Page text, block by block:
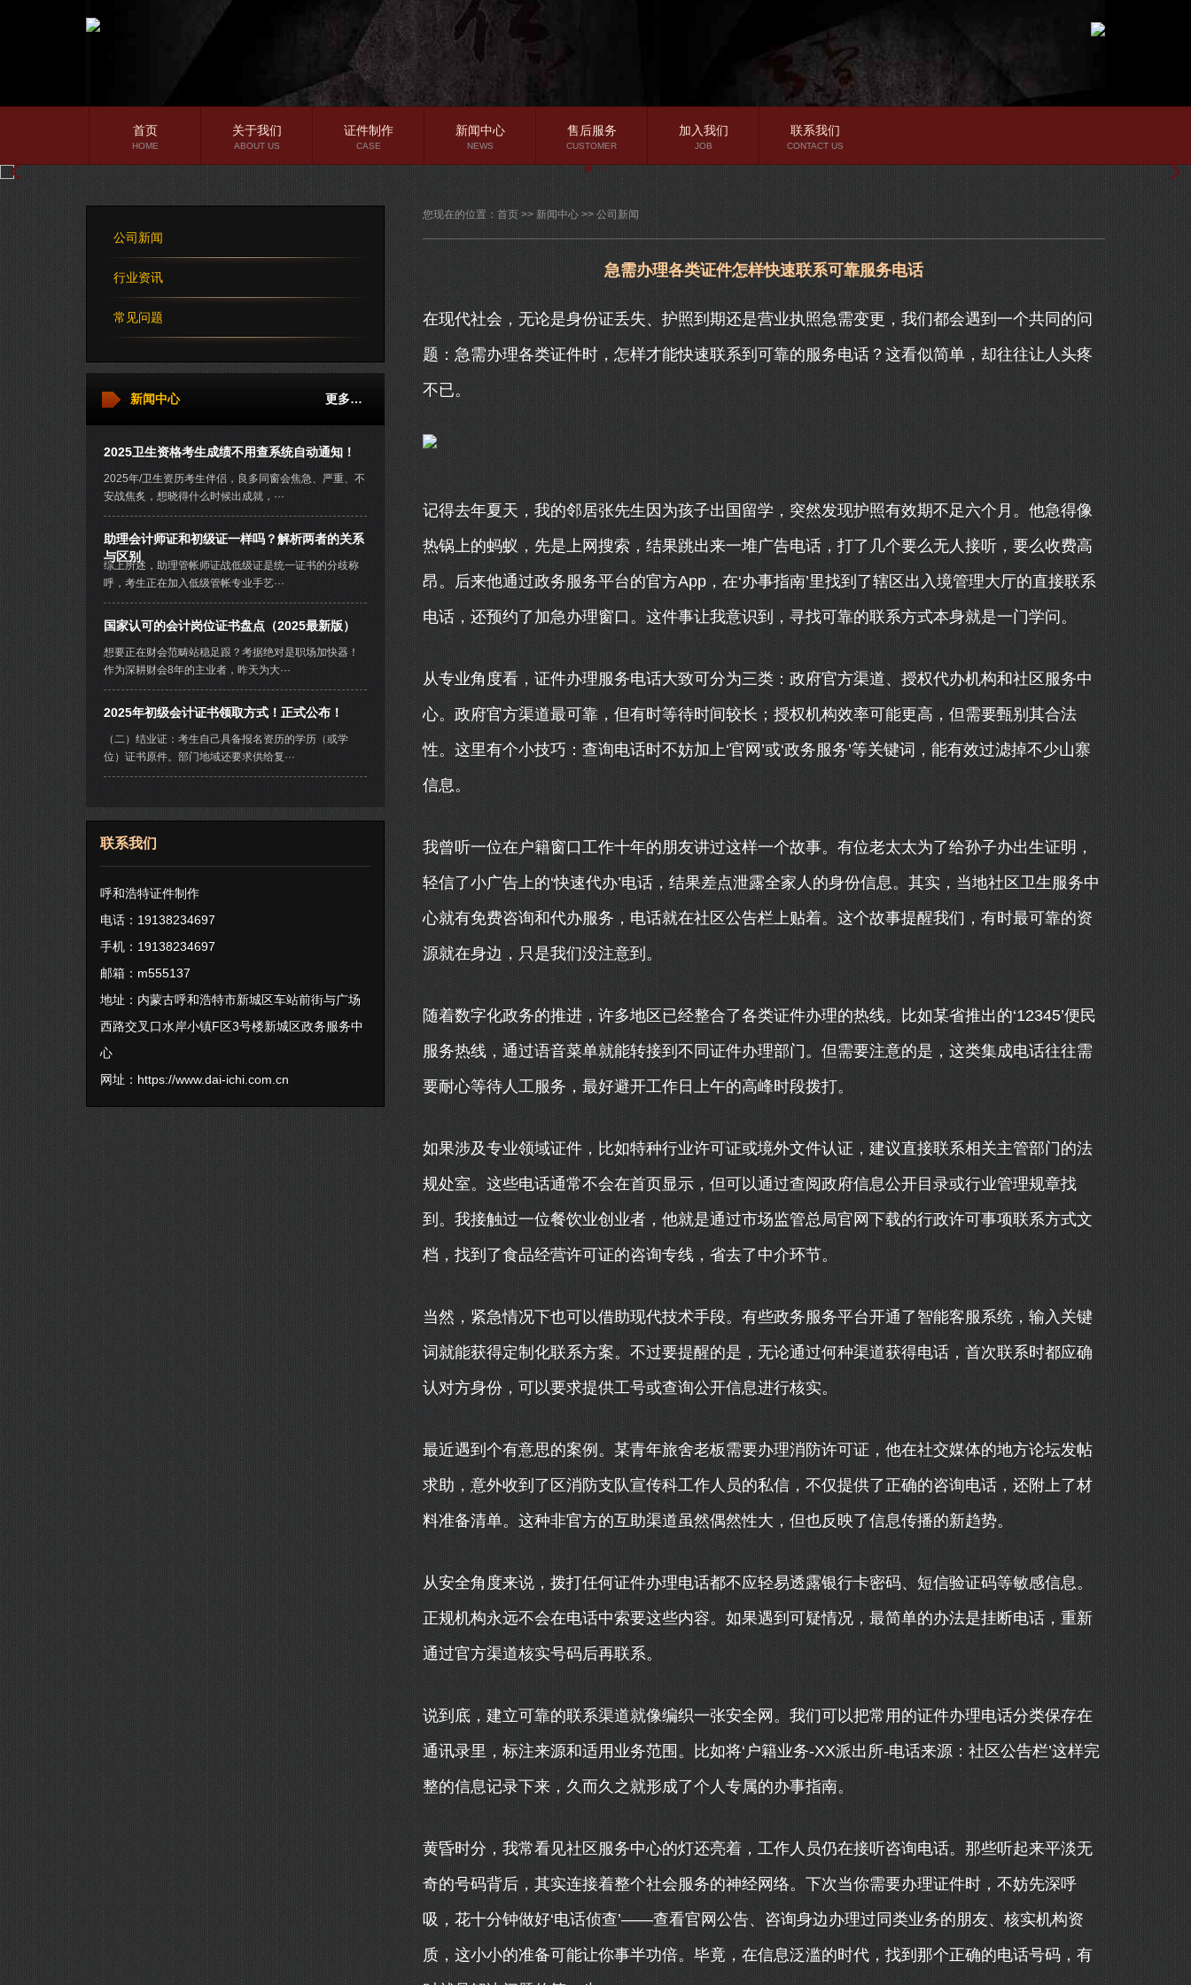
行业资讯
常见问题
首页
HOME
关于我们
ABOUT US
证件制作
CASE
新闻中心
NEWS
售后服务
CUSTOMER
加入我们
JOB
联系我们
CONTACT US
公司新闻
行业资讯
常见问题
更多…
新闻中心
2025卫生资格考生成绩不用查系统自动通知！
2025年/卫生资历考生伴侣，良多同窗会焦急、严重、不
安战焦炙，想晓得什么时候出成就，···
助理会计师证和初级证一样吗？解析两者的关系
与区别
综上所述，助理管帐师证战低级证是统一证书的分歧称
呼，考生正在加入低级管帐专业手艺···
国家认可的会计岗位证书盘点（2025最新版）
想要正在财会范畴站稳足跟？考据绝对是职场加快器！
作为深耕财会8年的主业者，昨天为大···
2025年初级会计证书领取方式！正式公布！
（二）结业证：考生自己具备报名资历的学历（或学
位）证书原件。部门地域还要求供给复···
联系我们
呼和浩特证件制作
电话：19138234697
手机：19138234697
邮箱：m555137
地址：内蒙古呼和浩特市新城区车站前街与广场
西路交叉口水岸小镇F区3号楼新城区政务服务中
心
网址： https://www.dai-ichi.com.cn
您现在的位置： 首页 >> 新闻中心 >> 公司新闻
急需办理各类证件怎样快速联系可靠服务电话
在现代社会，无论是身份证丢失、护照到期还是营业执照急需变更，我们都会遇到一个共同的问
题：急需办理各类证件时，怎样才能快速联系到可靠的服务电话？这看似简单，却往往让人头疼
不已。
记得去年夏天，我的邻居张先生因为孩子出国留学，突然发现护照有效期不足六个月。他急得像
热锅上的蚂蚁，先是上网搜索，结果跳出来一堆广告电话，打了几个要么无人接听，要么收费高
昂。后来他通过政务服务平台的官方App，在‘办事指南’里找到了辖区出入境管理大厅的直接联系
电话，还预约了加急办理窗口。这件事让我意识到，寻找可靠的联系方式本身就是一门学问。
从专业角度看，证件办理服务电话大致可分为三类：政府官方渠道、授权代办机构和社区服务中
心。政府官方渠道最可靠，但有时等待时间较长；授权机构效率可能更高，但需要甄别其合法
性。这里有个小技巧：查询电话时不妨加上‘官网’或‘政务服务’等关键词，能有效过滤掉不少山寨
信息。
我曾听一位在户籍窗口工作十年的朋友讲过这样一个故事。有位老太太为了给孙子办出生证明，
轻信了小广告上的‘快速代办’电话，结果差点泄露全家人的身份信息。其实，当地社区卫生服务中
心就有免费咨询和代办服务，电话就在社区公告栏上贴着。这个故事提醒我们，有时最可靠的资
源就在身边，只是我们没注意到。
随着数字化政务的推进，许多地区已经整合了各类证件办理的热线。比如某省推出的‘12345’便民
服务热线，通过语音菜单就能转接到不同证件办理部门。但需要注意的是，这类集成电话往往需
要耐心等待人工服务，最好避开工作日上午的高峰时段拨打。
如果涉及专业领域证件，比如特种行业许可证或境外文件认证，建议直接联系相关主管部门的法
规处室。这些电话通常不会在首页显示，但可以通过查阅政府信息公开目录或行业管理规章找
到。我接触过一位餐饮业创业者，他就是通过市场监管总局官网下载的行政许可事项联系方式文
档，找到了食品经营许可证的咨询专线，省去了中介环节。
当然，紧急情况下也可以借助现代技术手段。有些政务服务平台开通了智能客服系统，输入关键
词就能获得定制化联系方案。不过要提醒的是，无论通过何种渠道获得电话，首次联系时都应确
认对方身份，可以要求提供工号或查询公开信息进行核实。
最近遇到个有意思的案例。某青年旅舍老板需要办理消防许可证，他在社交媒体的地方论坛发帖
求助，意外收到了区消防支队宣传科工作人员的私信，不仅提供了正确的咨询电话，还附上了材
料准备清单。这种非官方的互助渠道虽然偶然性大，但也反映了信息传播的新趋势。
从安全角度来说，拨打任何证件办理电话都不应轻易透露银行卡密码、短信验证码等敏感信息。
正规机构永远不会在电话中索要这些内容。如果遇到可疑情况，最简单的办法是挂断电话，重新
通过官方渠道核实号码后再联系。
说到底，建立可靠的联系渠道就像编织一张安全网。我们可以把常用的证件办理电话分类保存在
通讯录里，标注来源和适用业务范围。比如将‘户籍业务-XX派出所-电话来源：社区公告栏’这样完
整的信息记录下来，久而久之就形成了个人专属的办事指南。
黄昏时分，我常看见社区服务中心的灯还亮着，工作人员仍在接听咨询电话。那些听起来平淡无
奇的号码背后，其实连接着整个社会服务的神经网络。下次当你需要办理证件时，不妨先深呼
吸，花十分钟做好‘电话侦查’——查看官网公告、咨询身边办理过同类业务的朋友、核实机构资
质，这小小的准备可能让你事半功倍。毕竟，在信息泛滥的时代，找到那个正确的电话号码，有